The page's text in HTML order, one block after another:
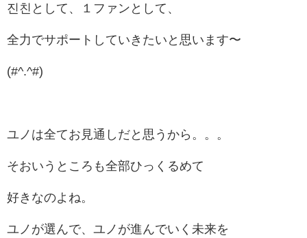
진친として、１ファンとして、
全力でサポートしていきたいと思います〜
(#^.^#)
ユノは全てお見通しだと思うから。。。
そおいうところも全部ひっくるめて
好きなのよね。
ユノが選んで、ユノが進んでいく未来を